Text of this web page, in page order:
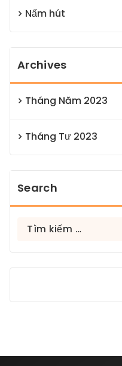
Nấm hút
Archives
Tháng Năm 2023
Tháng Tư 2023
Search
Tìm